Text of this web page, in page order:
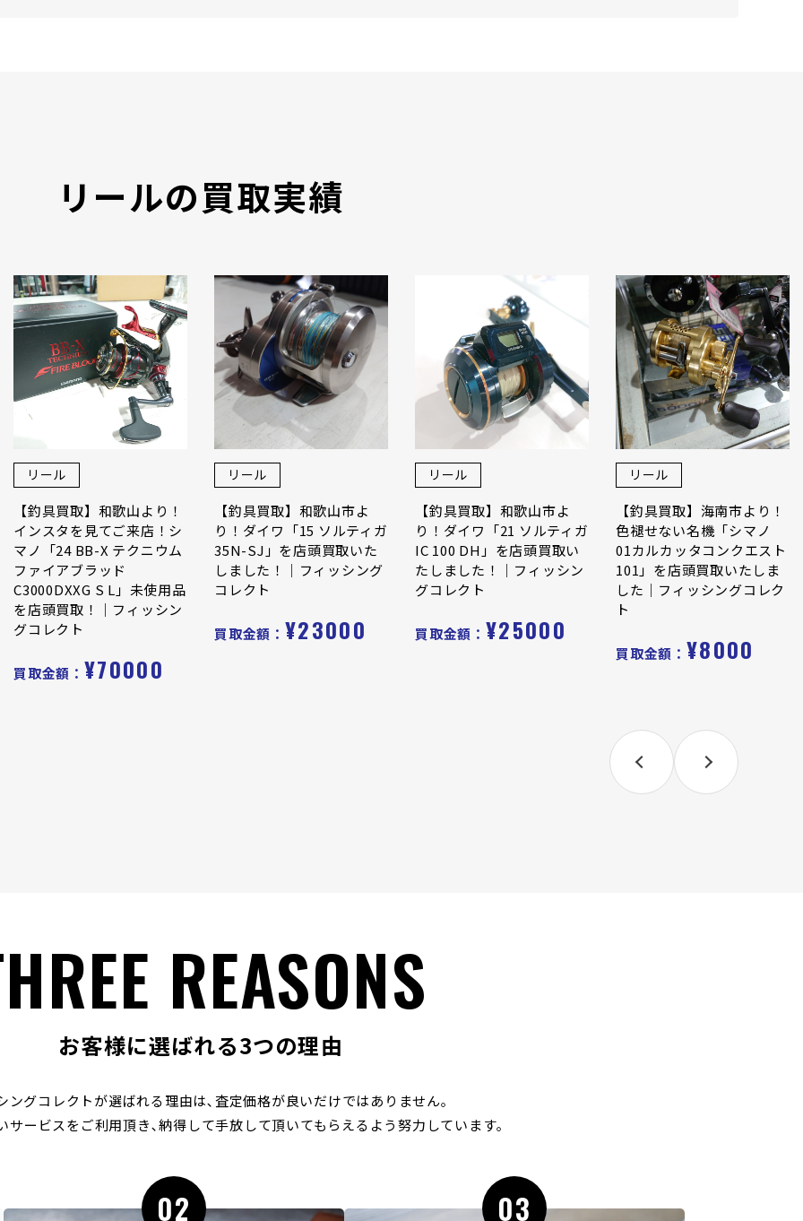
リールの買取実績
リール
【釣具買取】和歌山より！
インスタを見てご来店！シ
マノ「24 BB-X テクニウム
ファイアブラッド
C3000DXXG S L」未使用品
を店頭買取！｜フィッシン
グコレクト
買取金額： ¥70000
リール
【釣具買取】和歌山市よ
り！ダイワ「15 ソルティガ
35N-SJ」を店頭買取いた
しました！｜フィッシング
コレクト
買取金額： ¥23000
リール
【釣具買取】和歌山市よ
り！ダイワ「21 ソルティガ
IC 100 DH」を店頭買取い
たしました！｜フィッシン
グコレクト
買取金額： ¥25000
リール
【釣具買取】海南市より！
色褪せない名機「シマノ
01カルカッタコンクエスト
101」を店頭買取いたしま
した｜フィッシングコレク
ト
買取金額： ¥8000
REASONS
お客様に選ばれる3つの理由
ングコレクトが選ばれる理由は､ 査定価格が良いだけではありません｡
サービスをご利用頂き､納得して手放して頂いてもらえるよう努力しています｡
02 03